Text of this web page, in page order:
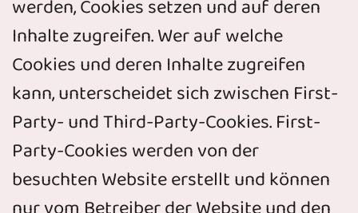
werden, Cookies setzen und auf deren
Inhalte zugreifen. Wer auf welche
Cookies und deren Inhalte zugreifen
kann, unterscheidet sich zwischen First-
Party- und Third-Party-Cookies. First-
Party-Cookies werden von der
besuchten Website erstellt und können